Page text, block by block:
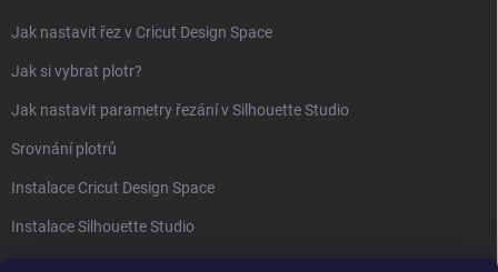
Jak nastavit řez v Cricut Design Space
Jak si vybrat plotr?
Jak nastavit parametry řezání v Silhouette Studio
Srovnání plotrů
Instalace Cricut Design Space
Instalace Silhouette Studio